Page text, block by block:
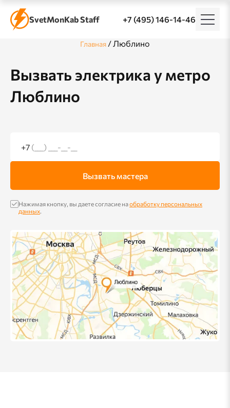
SvetMonKab Staff +7 (495) 146-14-46
Главная /Люблино
Вызвать электрика у метро
Люблино
+7 (___) ___-__-__
Вызвать мастера
Нажимая кнопку, вы даете согласие наобработку персональных
данных.